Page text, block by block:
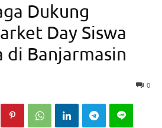
Dukung
Day Siswa
di Banjarmasin
0